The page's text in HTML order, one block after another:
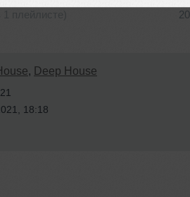
, Deep House
18:18